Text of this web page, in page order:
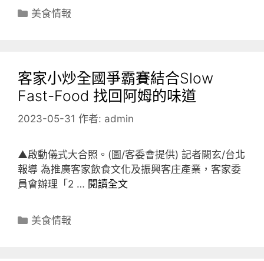
分
美食情報
客家小炒全國爭霸賽結合Slow
Fast-Food 找回阿姆的味道
2023-05-31 作者: admin
▲啟動儀式大合照。(圖/客委會提供) 記者闕玄/台北
報導 為推廣客家飲食文化及振興客庄產業，客家委
員會辦理「2 … 閱讀全文
分
美食情報